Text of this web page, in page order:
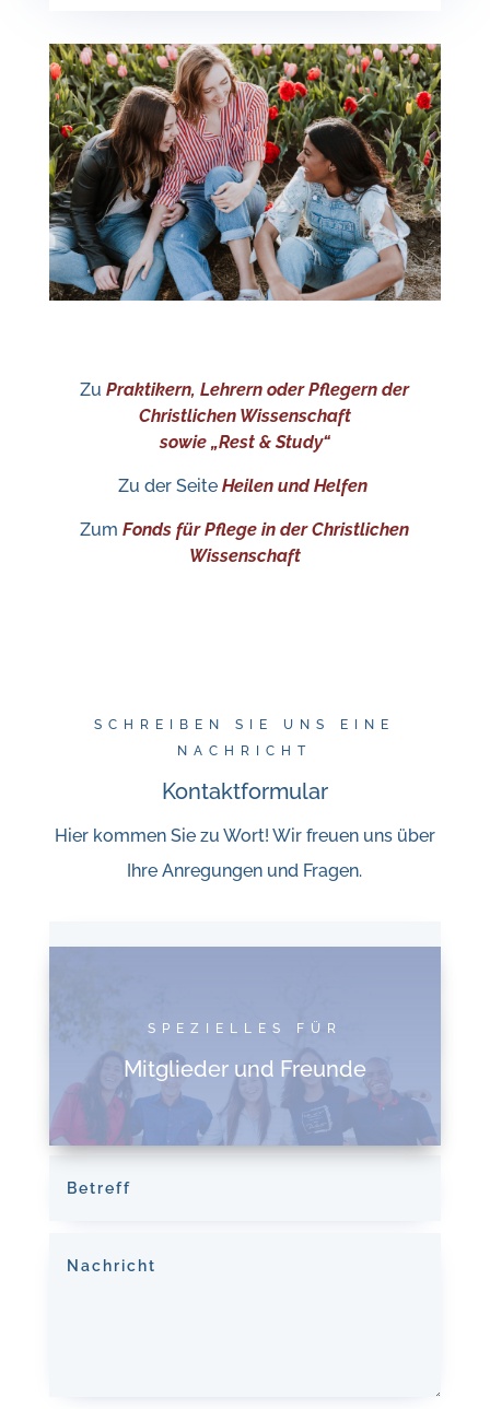
ZuPraktikern, Lehrern oder Pflegern der
Christlichen Wissenschaft
sowie „Rest & Study“
Zu der Seite Heilen und Helfen
ZumFonds für Pflege in der Christlichen
Wissenschaft
SCHREIBEN SIE UNS EINE
NACHRICHT
Kontaktformular
Hier kommen Sie zu Wort! Wir freuen uns über
Ihre Anregungen und Fragen.
SPEZIELLES FÜR
Mitglieder und Freunde